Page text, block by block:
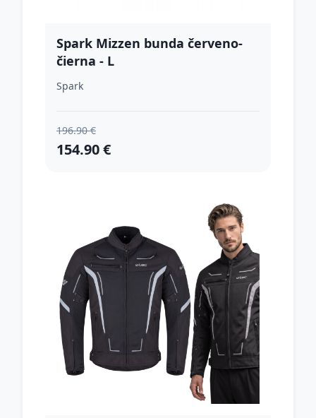
Spark Mizzen bunda červeno-
čierna - L
Spark
196.90 €
154.90 €